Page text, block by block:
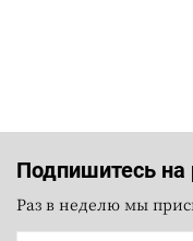
Подпишитесь на
Раз в неделю мы